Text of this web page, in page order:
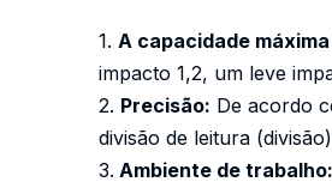
1. A capacidade
impacto 1,2, um leve
2. Precisão: De acordo
divisão de leitura
3. Ambiente de trabalho: